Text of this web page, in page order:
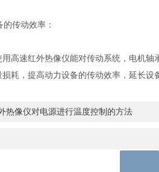
动效率：
红外热像仪能对传动系统，电机轴承
耗，提高动力设备的传动效率，延长
热像仪对电源进行温度控制的方法